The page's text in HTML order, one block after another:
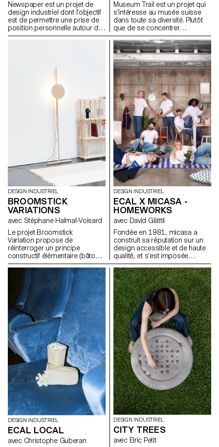
Newspaper est un projet de
design industriel dont l’objectif
est de permettre une prise de
position personnelle autour du
sujet de son choix. Le projet
de départ conceptuel et
l’interprétation et la traduction
de ce contenu écrit, le projet
invite à développer une réflexion
de design, en questionnant les
enjeux, les formes et les
usages liés au thème abordé.
Museum Trail est un projet qui
s’intéresse au musée suisse
dans toute sa diversité. Plutôt
que de se concentrer
uniquement sur les grandes
institutions largement
fréquentées, le projet explore
ce que signifie aujourd’hui «
musée » dans un pays qui
compte plus de mille structures
muséales, soit l’une des plus
fortes densités au monde.
DESIGN INDUSTRIEL
BROOMSTICK
VARIATIONS
avec Stéphane Halmaï-Voisard
Le projet Broomstick
Variation propose de
réinterroger un principe
constructif élémentaire (bâtons,
assemblages visibles, structure
modulable) et d’explorer son
potentiel pour générer de
nouveaux objets et mobiliers
adaptés à des usages
contemporains. L’objectif est
de comprendre comment cette
logique de conception, pensée
comme accessible et
économique, peut être
actualisée face aux enjeux de
durabilité, de fonctionnalité et
d’esthétique.
DESIGN INDUSTRIEL
ECAL X MICASA -
HOMEWORKS
avec David Glättli
Fondée en 1981, micasa a
construit sa réputation sur un
design accessible et de haute
qualité, et s’est imposée
comme leader en Suisse.
Fidèle à une approche du
design démocratique, pensée
pour s’intégrer naturellement au
quotidien, l’entreprise s’est
associée à l'ECAL pour
développer HOMEWORKS, une
collection limitée invitant une
nouvelle génération à repenser
la manière dont les espaces de
vie se façonnent et la façon
dont le design peut devenir une
présence active et porteuse de
sens dans les usages de tous
les jours.
DESIGN INDUSTRIEL
ECAL LOCAL
avec Christophe Guberan
DESIGN INDUSTRIEL
CITY TREES
avec Elric Petit